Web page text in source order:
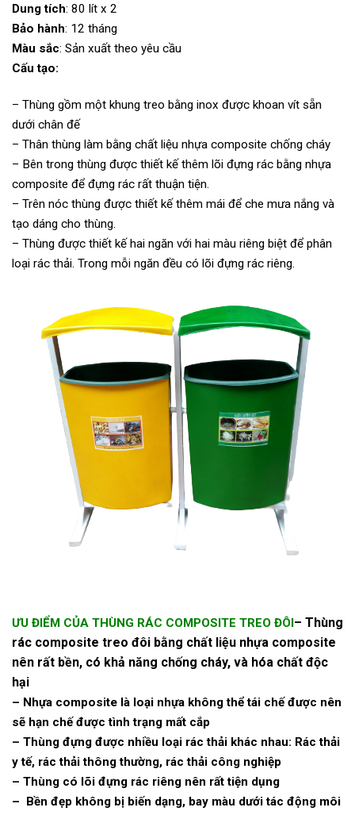
Dung tích: 80 lít x 2
Bảo hành: 12 tháng
Màu sắc: Sản xuất theo yêu cầu
Cấu tạo:
– Thùng gồm một khung treo bằng inox được khoan vít sẵn
dưới chân đế
– Thân thùng làm bằng chất liệu nhựa composite chống cháy
– Bên trong thùng được thiết kế thêm lõi đựng rác bằng nhựa
composite để đựng rác rất thuận tiện.
– Trên nóc thùng được thiết kế thêm mái để che mưa nắng và
tạo dáng cho thùng.
– Thùng được thiết kế hai ngăn với hai màu riêng biệt để phân
loại rác thải. Trong mỗi ngăn đều có lõi đựng rác riêng.
ƯU ĐIỂM CỦA THÙNG RÁC COMPOSITE TREO ĐÔI – Thùng
rác composite treo đôi bằng chất liệu nhựa composite
nên rất bền, có khả năng chống cháy, và hóa chất độc
hại
– Nhựa composite là loại nhựa không thể tái chế được nên
sẽ hạn chế được tình trạng mất cắp
– Thùng đựng được nhiều loại rác thải khác nhau: Rác thải
y tế, rác thải thông thường, rác thải công nghiệp
– Thùng có lõi đựng rác riêng nên rất tiện dụng
– Bền đẹp không bị biến dạng, bay màu dưới tác động môi